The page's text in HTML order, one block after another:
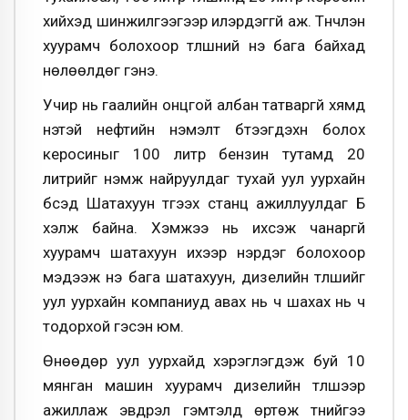
хийхэд шинжилгээгээр илэрдэггүй аж. Түүнчлэн
хуурамч болохоор түлшний үнэ бага байхад
нөлөөлдөг гэнэ.
Учир нь гаалийн онцгой албан татваргүй хямд
үнэтэй нефтийн нэмэлт бүтээгдэхүүн болох
керосиныг 100 литр бензин тутамд 20
литрийг нэмж найруулдаг тухай уул уурхайн
бүсэд Шатахуун түгээх станц ажиллуулдаг Б
хэлж байна. Хэмжээ нь ихсэж чанаргүй
хуурамч шатахуун ихээр нэрдэг болохоор
мэдээж үнэ бага шатахуун, дизелийн түлшийг
уул уурхайн компаниуд авах нь ч шахах нь ч
тодорхой гэсэн юм.
Өнөөдөр уул уурхайд хэрэглэгдэж буй 10
мянган машин хуурамч дизелийн түлшээр
ажиллаж эвдрэл гэмтэлд өртөж түүнийгээ